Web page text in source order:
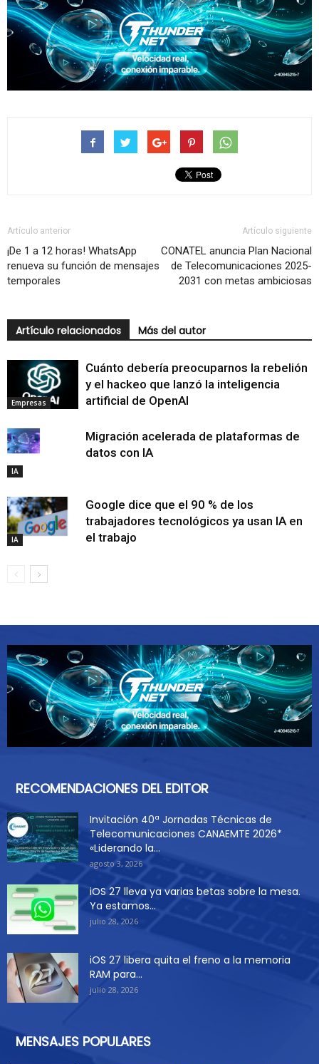
Artículo anterior
¡De 1 a 12 horas! WhatsApp
renueva su función de mensajes
temporales
Artículo siguiente
CONATEL anuncia Plan Nacional
de Telecomunicaciones 2025-
2031 con metas ambiciosas
Artículo relacionados Más del autor
Empresas
Cuánto debería preocuparnos la rebelión
y el hackeo que lanzó la inteligencia
artificial de OpenAI
IA
Migración acelerada de plataformas de
datos con IA
IA
Google dice que el 90 % de los
trabajadores tecnológicos ya usan IA en
el trabajo
RECOMENDACIONES DEL EDITOR
Invitación 40ª Jornadas Técnicas de
Telecomunicaciones CANAEMTE 2026*
«Liderando la...
agosto 3, 2026
iOS 27 lleva ya varias betas sobre la mesa.
Ya estamos...
julio 28, 2026
iOS 27 libera quita el freno a la memoria
RAM para...
julio 28, 2026
MENSAJES POPULARES